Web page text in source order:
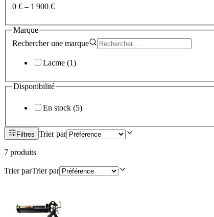
0 € – 1 900 €
Marque
Rechercher une marque
Lacme (1)
Disponibilité
En stock (5)
Filtres Trier par
7 produits
Trier parTrier par